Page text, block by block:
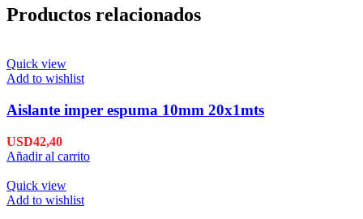
Productos relacionados
Quick view
Add to wishlist
Aislante imper espuma 10mm 20x1mts
USD42,40
Añadir al carrito
Quick view
Add to wishlist